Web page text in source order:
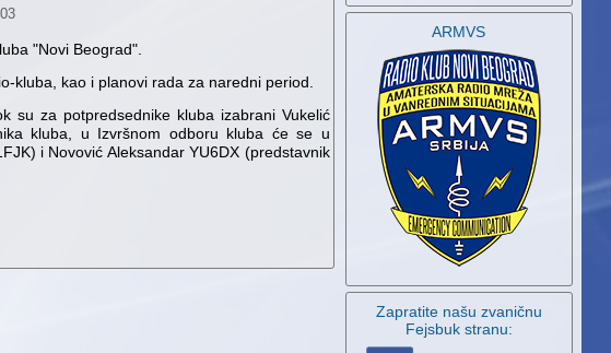
"Novi Beograd".
kluba, kao i planovi rada za naredni period.
su za potpredsednike kluba izabrani Vukelić
kluba, u Izvršnom odboru kluba će se u
i Novović Aleksandar YU6DX (predstavnik
ARMVS
Zapratite našu zvaničnu
Fejsbuk stranu: